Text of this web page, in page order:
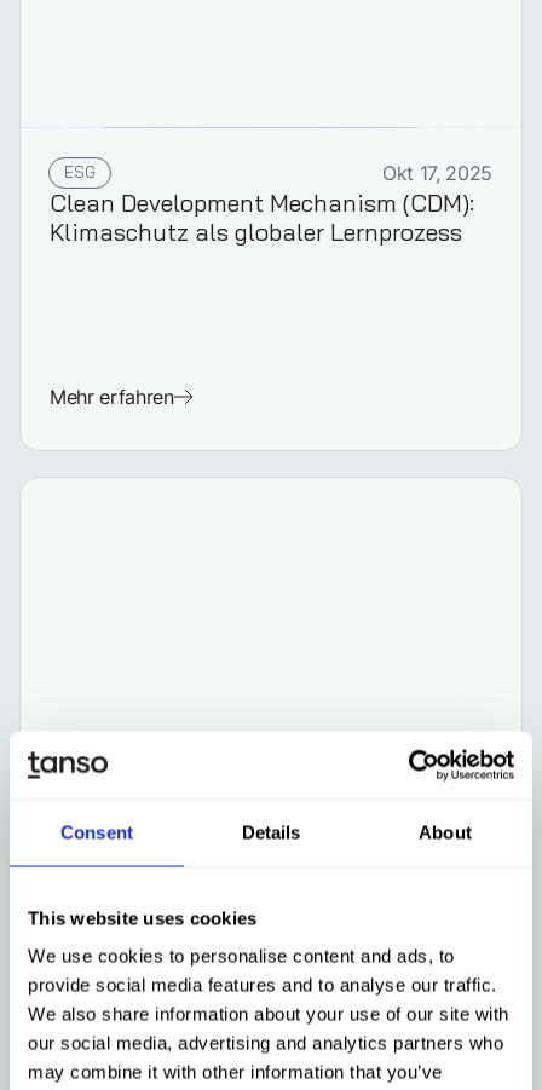
Consent Details About
This website uses cookies
We use cookies to personalise content and ads, to
provide social media features and to analyse our traffic.
We also share information about your use of our site with
our social media, advertising and analytics partners who
may combine it with other information that you’ve
ESG Okt 17, 2025
Clean Development Mechanism (CDM):
Klimaschutz als globaler Lernprozess
Mehr erfahren
Tanso Sustainability Summit 2025:
Nachhaltigkeit als Teamsport der
Mehr erfahren